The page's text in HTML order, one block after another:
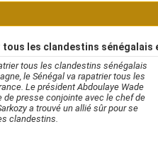
les clandestins sénégalais
tous les clandestins sénégalais
le Sénégal va rapatrier tous les
Le président Abdoulaye Wade
de presse conjointe avec le chef de
a trouvé un allié sûr pour se
clandestins.